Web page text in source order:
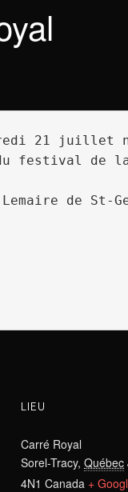
21 juillet
de St-
LIEU
Carré Royal
Sorel-Tracy, Québec
4N1 Canada +